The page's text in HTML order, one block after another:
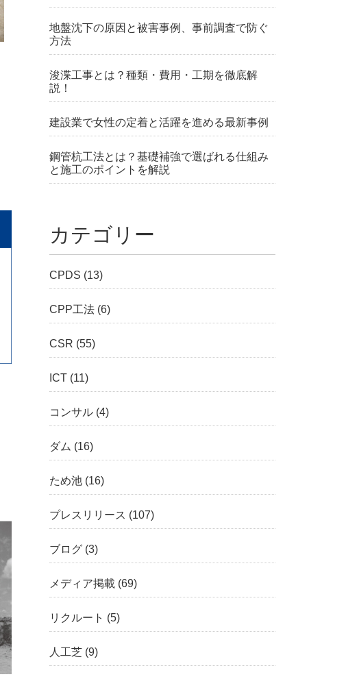
地盤沈下の原因と被害事例、事前調査で防ぐ
方法
浚渫工事とは？種類・費用・工期を徹底解
説！
建設業で女性の定着と活躍を進める最新事例
鋼管杭工法とは？基礎補強で選ばれる仕組み
と施工のポイントを解説
カテゴリー
CPDS (13)
CPP工法 (6)
CSR (55)
ICT (11)
コンサル (4)
ダム (16)
ため池 (16)
プレスリリース (107)
ブログ (3)
メディア掲載 (69)
リクルート (5)
人工芝 (9)